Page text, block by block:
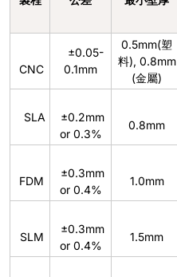
CNC
±0.05-
0.1mm
0.5mm(塑
料), 0.8mm
(金屬)
SLA
±0.2mm
or 0.3%
0.8mm
FDM
±0.3mm
or 0.4%
1.0mm
SLM
±0.3mm
or 0.4%
1.5mm